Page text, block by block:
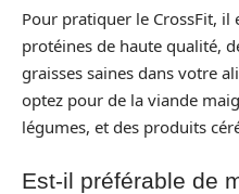
Pour pratiquer le CrossFit, il
protéines de haute qualité,
graisses saines dans votre
optez pour de la viande
légumes, et des produits
Est-il préférable de